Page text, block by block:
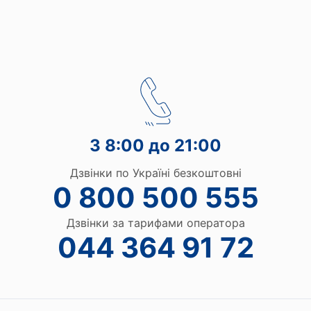
З 8:00 до 21:00
Дзвінки по Україні безкоштовні
0 800 500 555
Дзвінки за тарифами оператора
044 364 91 72